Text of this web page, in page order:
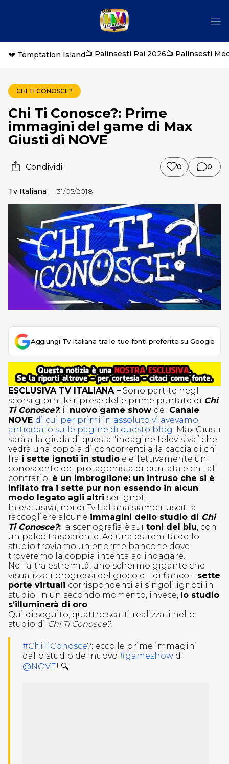
💔 Temptation Island📺 Palinsesti Rai 2026📺 Palinsesti
CHI TI CONOSCE?
Chi Ti Conosce?: Prime
immagini del game di Max
Giusti di NOVE
Condividi 0 0
Tv Italiana 31/05/2018
Aggiungi Tv Italiana tra le tue fonti preferite su Google
ESCLUSIVA TV ITALIANA – Sono partite negli
scorsi giorni le riprese delle prime puntate di Chi
Ti Conosce?: il nuovo game show del Canale
NOVE di cui per primi in assoluto vi avevamo
anticipato sulle pagine di questo blog. Max Giusti
sarà alla giuda di questa “indagine televisiva” che
vedrà una coppia di concorrenti alla caccia di chi
fra i sette ignoti in studio è effettivamente un
conoscente del protagonista di puntata e chi, al
contrario, è un imbroglione: un intruso che si è
infilato fra i sette pur non essendo in alcun
modo legato agli altri sei ignoti.
In esclusiva, noi di Tv Italiana siamo riusciti a
raccogliere alcune immagini dello studio di Chi
Ti Conosce?: la scenografia è sui toni del blu , con
un palco trasparente. Ad una estremità dello
studio troviamo un enorme bancone dove
troveremo la coppia intenta ad indagare.
Nell’altra estremità, uno schermo gigante che
visualizza i progressi del gioco e – di fianco – sette
porte virtuali corrispondenti ai singoli ignoti in
studio. In un secondo momento, invece, lo studio
s’illuminerà di oro
Qui di seguito, quattro scatti realizzati nello
studio di Chi Ti Conosce?.
#ChiTiConosce?: ecco le prime immagini
dallo studio del nuovo #gameshow di
@NOVE! 🔍